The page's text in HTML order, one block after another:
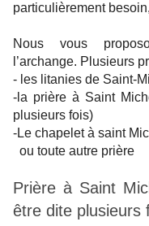
particulièrement
Nous vous
l’archange. Plusieurs
- les litanies de Saint-
-la prière à Saint
plusieurs fois)
-Le chapelet à saint
ou toute autre prière
Prière à Saint
être dite plusieurs